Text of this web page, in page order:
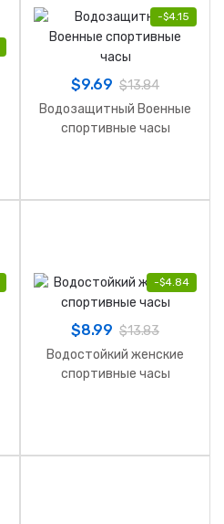
-$4.15
$9.69 $13.84
Водозащитный Военные
спортивные часы
-$4.84
$8.99 $13.83
Водостойкий женские
спортивные часы